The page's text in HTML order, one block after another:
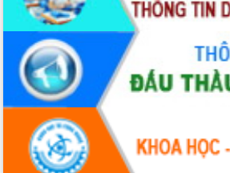
Hội thảo góp ý hồ sơ điều chỉnh quy
hoạch tỉnh Đắk Lắk thời kỳ 2021-2030,
tầm nhìn đến năm 2050
Nâng cao hiệu quả hoạt động của các
doanh nghiệp nhà nước
Hội nghị triển khai kết nối mạng
truyền số liệu chuyên dùng phục vụ cơ
quan Đảng, Nhà nước
Lễ phát động chuỗi hoạt động chung
tay làm sạch môi trường